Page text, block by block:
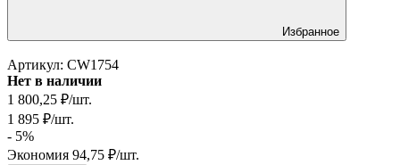
Избранное
Артикул: CW1754
Нет в наличии
1 800,25 ₽/шт.
1 895 ₽/шт.
- 5%
Экономия 94,75 ₽/шт.